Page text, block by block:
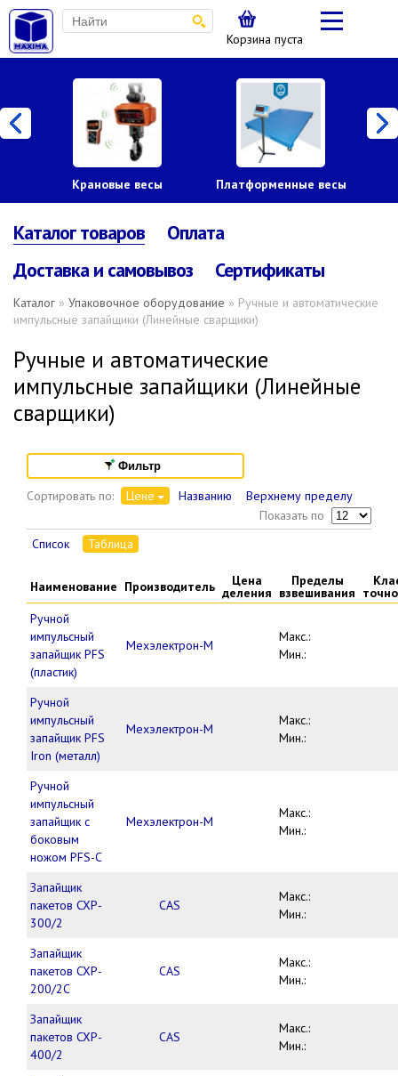
Корзина пуста
Крановые весы Платформенные весы
Каталог товаров
Оплата
Доставка и самовывоз
Сертификаты
Каталог » Упаковочное оборудование » Ручные и автоматические
импульсные запайщики (Линейные сварщики)
Ручные и автоматические
импульсные запайщики (Линейные
сварщики)
Фильтр
Сортировать по: Цене Названию
Верхнему пределу
Показать по
Список
Таблица
Наименование Производитель Цена
деления
Пределы
взвешивания
Ручной
импульсный
запайщик PFS
(пластик)
Мехэлектрон-М
Макс.:
Мин.:
Ручной
импульсный
запайщик PFS
Iron (металл)
Мехэлектрон-М
Макс.:
Мин.:
Ручной
импульсный
запайщик с
боковым
ножом PFS-C
Мехэлектрон-М
Макс.:
Мин.:
Запайщик
пакетов CXP-
300/2
CAS
Макс.:
Мин.:
Запайщик
пакетов CXP-
200/2C
CAS
Макс.:
Мин.:
Запайщик
пакетов CXP-
400/2
CAS
Макс.:
Мин.: